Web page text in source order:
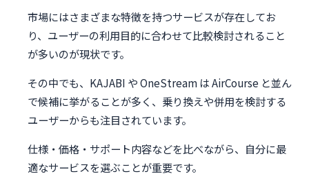
市場にはさまざまな特徴を持つサービスが存在してお
り、ユーザーの利用目的に合わせて比較検討されること
が多いのが現状です。
その中でも、KAJABI や OneStream は AirCourse と並ん
で候補に挙がることが多く、乗り換えや併用を検討する
ユーザーからも注目されています。
仕様・価格・サポート内容などを比べながら、自分に最
適なサービスを選ぶことが重要です。